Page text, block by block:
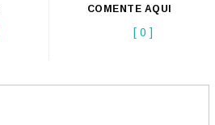
COMENTE AQUI
[ 0 ]